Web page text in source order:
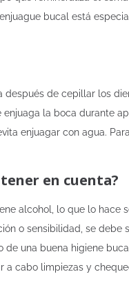
bucal está
después de cepillar los
la boca durante
enjuagar con agua.
en cuenta?
alcohol, lo que lo
o sensibilidad, se
una buena higiene
a cabo limpiezas y